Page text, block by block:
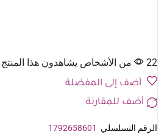
22 من الأشخاص يشاهدون هذا المنتج الآن
أضف إلى المفضلة
أضف للمقارنة
الرقم التسلسلي
1792658601